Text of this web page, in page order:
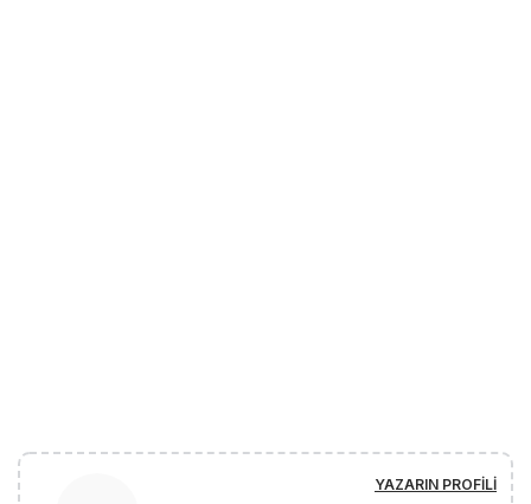
YAZARIN PROFILI